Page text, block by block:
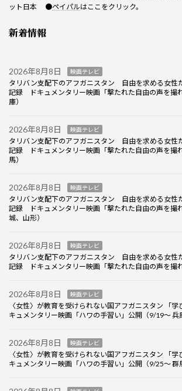
ット日本 ●ペイパルはここをクリック。
新着情報
2026年8月8日 映画テレビ
タリバン支配下のアフガニスタン 自由を求める女性
記録 ドキュメンタリー映画「撃たれた自由の声を撮
庫）
2026年8月8日 映画テレビ
タリバン支配下のアフガニスタン 自由を求める女性
記録 ドキュメンタリー映画「撃たれた自由の声を撮
馬）
2026年8月8日 映画テレビ
タリバン支配下のアフガニスタン 自由を求める女性
記録 ドキュメンタリー映画「撃たれた自由の声を撮
城、山形）
2026年8月8日 映画テレビ
タリバン支配下のアフガニスタン 自由を求める女性
記録 ドキュメンタリー映画「撃たれた自由の声を撮
2026年8月8日 映画テレビ
〈女性〉が教育を受けられない国アフガニスタン 「
キュメンタリー映画「ハワの手習い」公開（9/19～ 兵
2026年8月8日 映画テレビ
〈女性〉が教育を受けられない国アフガニスタン 「
キュメンタリー映画「ハワの手習い」公開（9/25～ 群